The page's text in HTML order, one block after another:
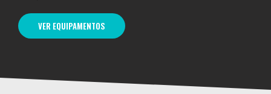
VER EQUIPAMENTOS